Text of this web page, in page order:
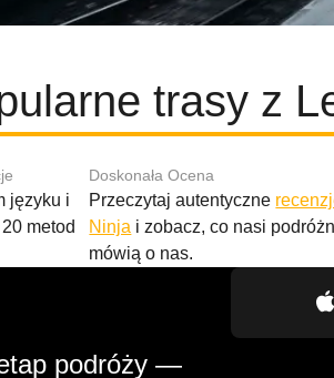
trasy z
języku i
metod
Doskonała Ocena
Przeczytaj autentyczne
Ninja i zobacz, co nasi
mówią o nas.
podróży —